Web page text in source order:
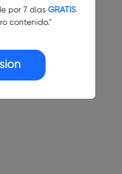
por 7 días GRATIS
contenido."